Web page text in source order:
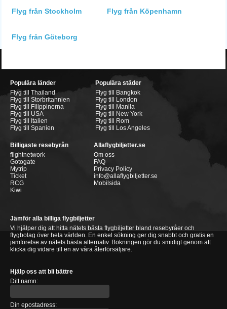
Flyg från Stockholm Flyg från Köpenhamn
Flyg från Göteborg
Populära länder
Flyg till Thailand
Flyg till Storbritannien
Flyg till Filippinerna
Flyg till USA
Flyg till Italien
Flyg till Spanien
Populära städer
Flyg till Bangkok
Flyg till London
Flyg till Manila
Flyg till New York
Flyg till Rom
Flyg till Los Angeles
Billigaste resebyrån
flightnetwork
Gotogate
Mytrip
Ticket
RCG
Kiwi
Allaflygbiljetter.se
Om oss
FAQ
Privacy Policy
info@allaflygbiljetter.se
Mobilsida
Jämför alla billiga flygbiljetter
Vi hjälper dig att hitta nätets bästa flygbiljetter bland resebyråer och
flygbolag över hela världen. En enkel sökning ger dig snabbt och gratis en
jämförelse av nätets bästa alternativ. Bokningen gör du smidigt genom att
klicka dig vidare till en av våra återförsäljare.
Hjälp oss att bli bättre
Ditt namn:
Din epostadress: